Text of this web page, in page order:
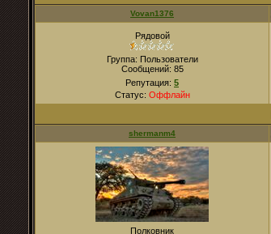
Vovan1376
Рядовой
Группа: Пользователи
Сообщений: 85
Репутация: 5
Статус: Оффлайн
shermanm4
Полковник